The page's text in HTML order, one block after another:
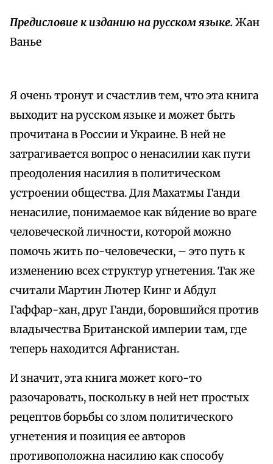
Предисловие к изданию на русском языке. Жан
Ванье
Я очень тронут и счастлив тем, что эта книга
выходит на русском языке и может быть
прочитана в России и Украине. В ней не
затрагивается вопрос о ненасилии как пути
преодоления насилия в политическом
устроении общества. Для Махатмы Ганди
ненасилие, понимаемое как ви́дение во враге
человеческой личности, которой можно
помочь жить по-человечески, – это путь к
изменению всех структур угнетения. Так же
считали Мартин Лютер Кинг и Абдул
Гаффар-хан, друг Ганди, боровшийся против
владычества Британской империи там, где
теперь находится Афганистан.
И значит, эта книга может кого-то
разочаровать, поскольку в ней нет простых
рецептов борьбы со злом политического
угнетения и позиция ее авторов
противоположна насилию как способу